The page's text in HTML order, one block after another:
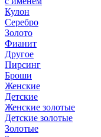
Кулон
Серебро
Золото
Фианит
Другое
Пирсинг
Броши
Женские
Детские
Женские золотые
Детские золотые
Золотые